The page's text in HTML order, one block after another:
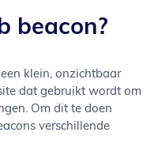
beacon?
klein, onzichtbaar
dat gebruikt wordt om
Om dit te doen
verschillende